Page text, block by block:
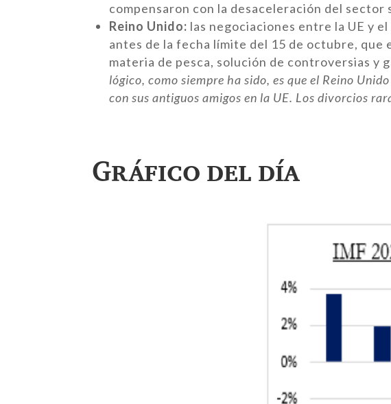
compensaron con la desaceleración del sector
Reino Unido: las negociaciones entre la UE y
antes de la fecha límite del 15 de octubre, que
materia de pesca, solución de controversias y
lógico, como siempre ha sido, es que el Reino
con sus antiguos amigos en la UE. Los divorcios
Gráfico del día